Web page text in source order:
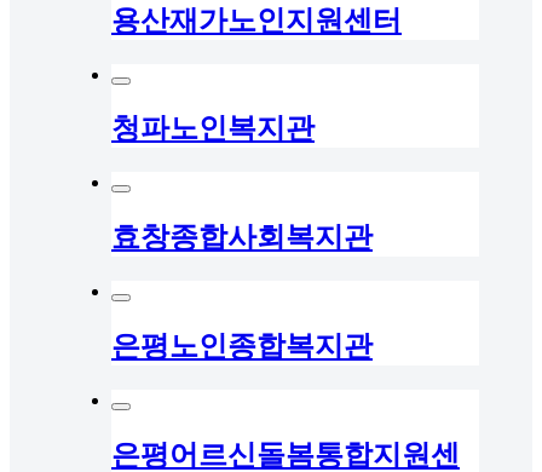
용산재가노인지원센터
청파노인복지관
효창종합사회복지관
은평노인종합복지관
은평어르신돌봄통합지원센